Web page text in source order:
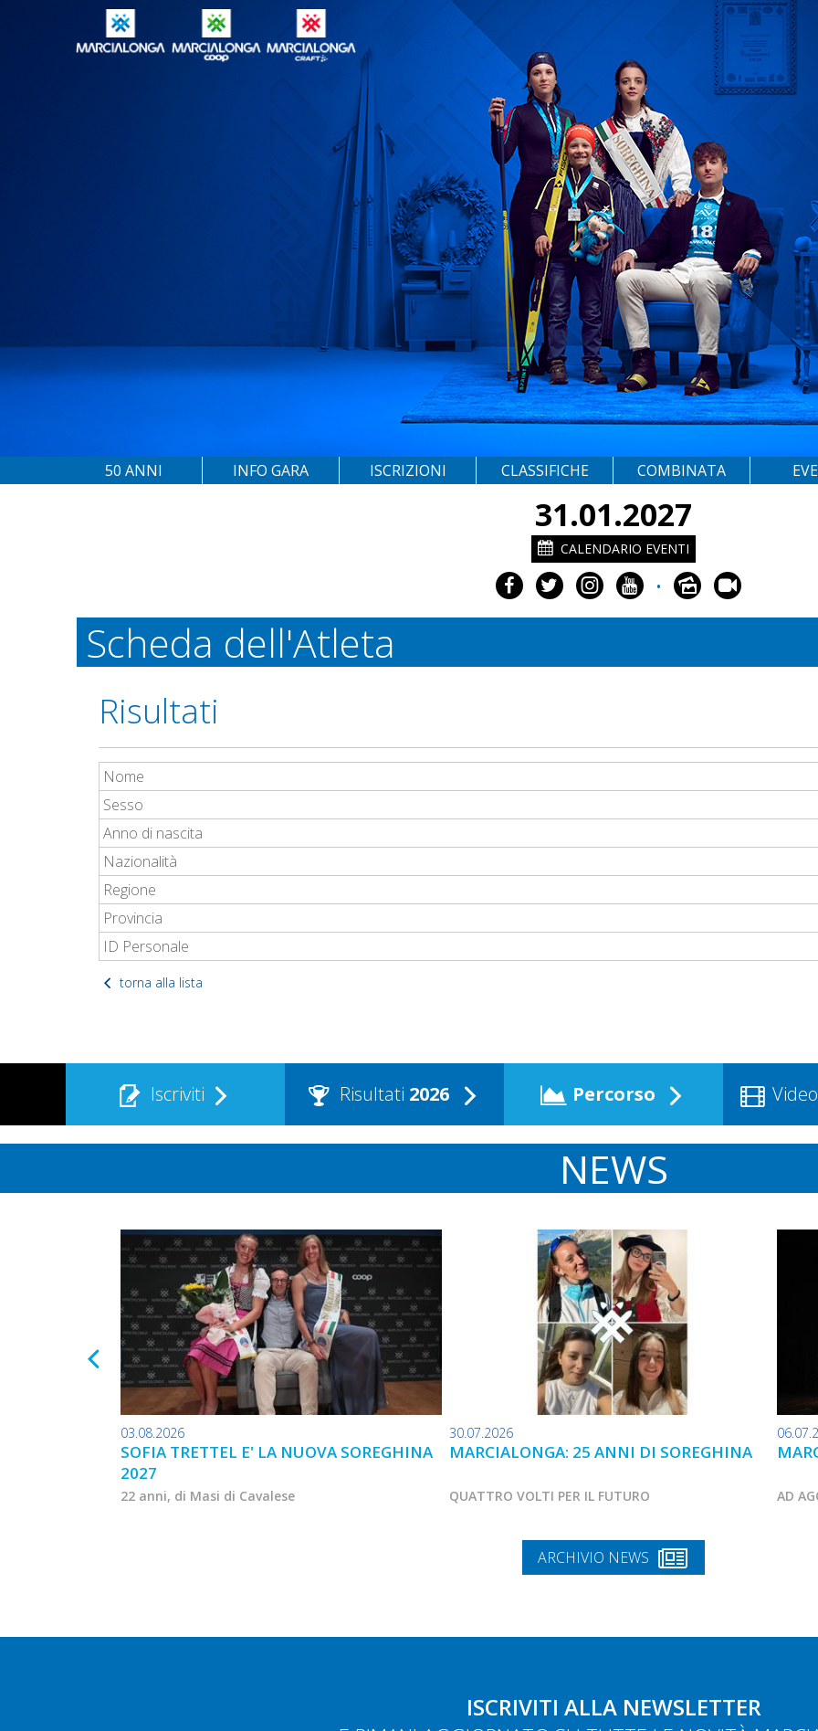
50 ANNI INFO GARA ISCRIZIONI CLASSIFICHE COMBINATA
31.01.2027
CALENDARIO EVENTI
•
Scheda dell'Atleta
Risultati
Nome
Sesso
Anno di nascita
Nazionalità
Regione
Provincia
ID Personale
torna alla lista
Iscriviti Risultati 2026 Percorso Video
NEWS
03.08.2026
SOFIA TRETTEL E' LA NUOVA SOREGHINA
2027
22 anni, di Masi di Cavalese
30.07.2026
MARCIALONGA: 25 ANNI DI SOREGHINA
QUATTRO VOLTI PER IL FUTURO AD
ARCHIVIO NEWS
ISCRIVITI ALLA NEWSLETTER